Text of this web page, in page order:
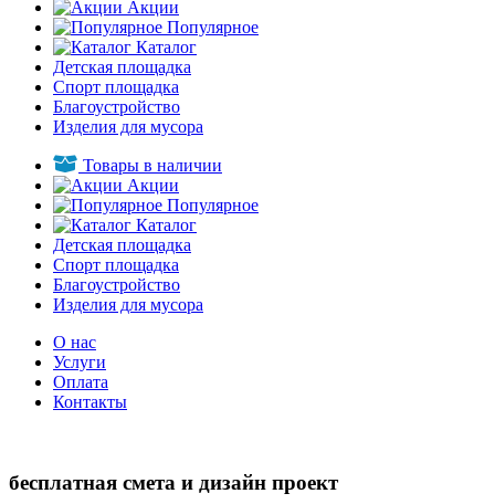
Акции
Популярное
Каталог
Детская площадка
Спорт площадка
Благоустройство
Изделия для мусора
Товары в наличии
Акции
Популярное
Каталог
Детская площадка
Спорт площадка
Благоустройство
Изделия для мусора
О нас
Услуги
Оплата
Контакты
бесплатная смета и дизайн проект